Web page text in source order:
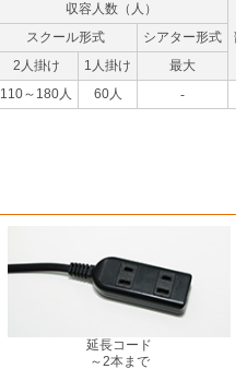
収容人数（人）
スクール形式
シアター形式
2人掛け
1人掛け
最大
110～180人 60人 -
延長コード
～2本まで